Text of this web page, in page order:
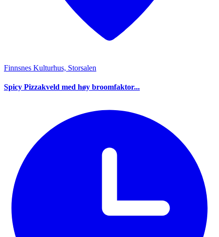
Finnsnes Kulturhus, Storsalen
Spicy Pizzakveld med høy broomfaktor...